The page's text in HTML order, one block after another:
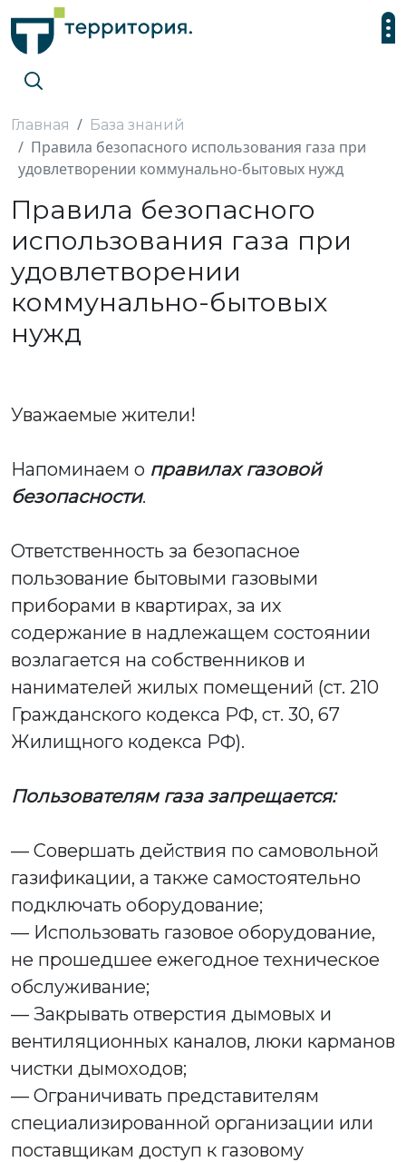
Главная База знаний
Правила безопасного использования газа при
удовлетворении коммунально-бытовых нужд
Правила безопасного
использования газа при
удовлетворении
коммунально-бытовых
нужд
Уважаемые жители!
Напоминаем о правилах газовой
безопасности.
Ответственность за безопасное
пользование бытовыми газовыми
приборами в квартирах, за их
содержание в надлежащем состоянии
возлагается на собственников и
нанимателей жилых помещений (ст. 210
Гражданского кодекса РФ, ст. 30, 67
Жилищного кодекса РФ).
Пользователям газа запрещается:
— Совершать действия по самовольной
газификации, а также самостоятельно
подключать оборудование;
— Использовать газовое оборудование,
не прошедшее ежегодное техническое
обслуживание;
— Закрывать отверстия дымовых и
вентиляционных каналов, люки карманов
чистки дымоходов;
— Ограничивать представителям
специализированной организации или
поставщикам доступ к газовому